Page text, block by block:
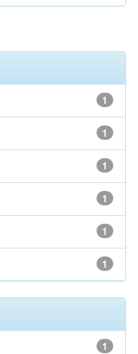
1
1
1
1
1
1
1